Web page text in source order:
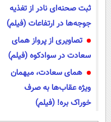
ثبت صحنه‌ای نادر از تغذیه
جوجه‌ها در ارتفاعات (فیلم)
تصاویری از پرواز همای
سعادت در سوادکوه (فیلم)
همای سعادت، میهمان
ویژه عقاب‌ها به صرف
خوراک بره! (فیلم)